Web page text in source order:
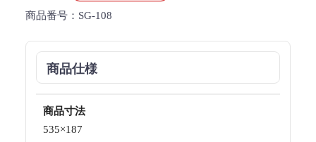
商品番号： SG-108
商品仕様
商品寸法
535×187